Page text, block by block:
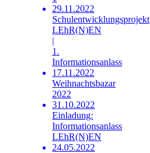
29.11.2022
Schulentwicklungsprojekt
LEhR(N)EN
|
1.
Informationsanlass
17.11.2022
Weihnachtsbazar
2022
31.10.2022
Einladung:
Informationsanlass
LEhR(N)EN
24.05.2022